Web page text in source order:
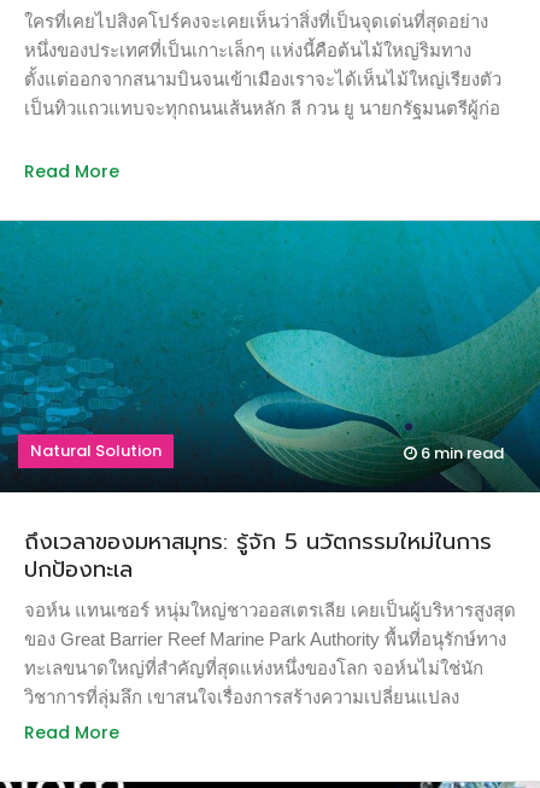
10% เป็นตด วัวตัวหนึ่งปล่อยก๊าซมีเทนออกมาถึง 200-500 ลิตร
ต่อวัน คราวนี้ลองคูณกับจำนวนวัวที่มีมากกว่า 1.5 พันล้านตัวทั่ว
โลก ข้อมูลจากองค์การอาหารและเกษตรกรรมของ
สหประชาชาติ (FAO) ระบุว่าการทำปศุสัตว์ทั่วโลกทำให้เกิดก๊าซ
เรือนกระจกเทียบเท่ากับการปล่อยคาร์บอนไดอ๊อกไซด์ 7 พันล้าน
จากกิจกรรมมนุษย์ทั้งหมด เมื่อรวมๆกันแล้วปริมาณก๊าซเรือน
คาร์บอนไดอ๊อกไซด์ของรถยนต์และเครื่องบินรวมกันทั้งหมดเสีย
อีกนี่จึงเป็นที่มาว่าถ้าอยากจะช่วยลดโลกร้อนให้ลดการบริโภค
เนื้อวัว แม้สัตว์เคี้ยงเอื้องอื่นๆ เช่นแกะ แพะ ควาย ต่างก็ผลิตก๊าซ
มีเทนเช่นกัน แต่วัวก็ยังนับว่าเป็นตัวการหลัก โดยปล่อยก๊าซมีเทน
คิดเป็น 65% จากกิจกรรมปศุสัตว์ทั้งหมด เมื่อเร็วๆ นี้ เคน คัลได
รา นักวิจัยจากภาควิชานิเวศวิทยาโลก คณะวิทยาศาสตร์แห่ง
สถาบันคาร์เนกี้ […]
ใครที่เคยไปสิงคโปร์คงจะเคยเห็นว่าสิ่งที่เป็นจุดเด่นที่สุดอย่าง
หนึ่งของประเทศที่เป็นเกาะเล็กๆ แห่งนี้คือต้นไม้ใหญ่ริมทาง
ตั้งแต่ออกจากสนามบินจนเข้าเมืองเราจะได้เห็นไม้ใหญ่เรียงตัว
เป็นทิวแถวแทบจะทุกถนนเส้นหลัก ลี กวน ยู นายกรัฐมนตรีผู้ก่อ
สิงคโปร์ให้เป็น Garden City จนมักจะได้รับเรียกว่าเป็น
ตำแหน่งนายกรัฐมนตรี สิงคโปร์เพิ่งผ่านยุคอุตสาหกรรมและการ
ขยายบ้านเมืองที่ทำให้พื้นที่จำนวนมากเสื่อมโทรม ลี กวน ยู
บุกเบิกการปลูกต้นไม้ในเมืองและเริ่มการรณรงค์ให้สิงคโปร์เป็น
นครแห่งสวนมาตั้งแต่ปี 1963 และผลักดันจนเกิดเป็นวันปลูก
ต้นไม้ประจำชาติ National Tree Planting Day ตั้งแต่ปี 1971 ทุกๆ
วันอาทิตย์แรกของเดือนพฤศจิกายนเพื่อรับฤดูฝนโดยตั้งเป้าปลูก
ไม้ยืนต้นเพิ่มขึ้นอย่างน้อยปีละ 10,000 ต้น โดยราว 5,000 ต้นจะ
ปลูกตามแนวถนน วงเวียน ที่จอดรถ และพื้นที่อสังหาริมทรัพย์ที่
ถูกพัฒนาขึ้นใหม่ (ต้นไม้ริมทางในสิงคโปร์ จาก Singapore
National Park Service) ลี กวน ยู เชื่อว่าการปลูกต้นไม้จะเป็นการ
ภาพลักษณ์ที่น่าประทับใจให้กับผู้มาเยือน โดยเฉพาะอย่างยิ่ง
ทำให้นักลงทุนรู้สึกว่าสิงคโปร์เป็นเมืองที่น่าลงทุนตั้งแต่ก้าวแรกที่
ออกจากสนามบิน ปัจจุบันเรามีงานวิจัยยืนยันผลประโยชน์จาก
การมีต้นไม้ในเมืองมากมาย อาทิ ไม้ใหญ่ที่สมบูรณ์ต้นหนึ่ง […]
Read More
Natural Solution 6 minread
ถึงเวลาของมหาสมุทร: รู้จัก 5 นวัตกรรมใหม่ในการ
ปกป้องทะเล
จอห์น แทนเซอร์ หนุ่มใหญ่ชาวออสเตรเลีย เคยเป็นผู้บริหารสูงสุด
ของ Great Barrier Reef Marine Park Authority พื้นที่อนุรักษ์ทาง
ทะเลขนาดใหญ่ที่สำคัญที่สุดแห่งหนึ่งของโลก จอห์นไม่ใช่นัก
วิชาการที่ลุ่มลึก เขาสนใจเรื่องการสร้างความเปลี่ยนแปลง
มากกว่า ปัจจุบันเขาคือหัวหน้าฝ่ายอนุรักษ์ทะเลของกองทุนสัตว์
ผมมีโอกาสร่วมงานกับจอห์นอยู่ระยะหนึ่งเมื่อหลายปีก่อน ประทับ
Read More